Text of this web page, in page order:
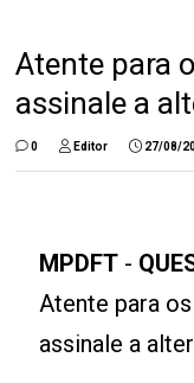
Atente para
assinale a
0 Editor 27/08/
MPDFT -
Atente para
assinale a